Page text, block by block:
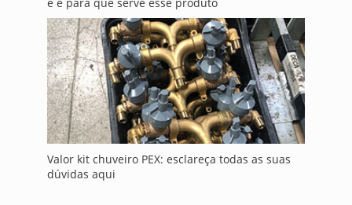
Valor kit chuveiro PEX: esclareça todas as suas
dúvidas aqui